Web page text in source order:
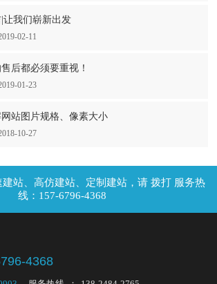
让我们崭新出发
02-11
后都必须要重视！
01-23
站图片规格、像素大小
10-27
拨打 服务热
线：157-6796-4368
4368